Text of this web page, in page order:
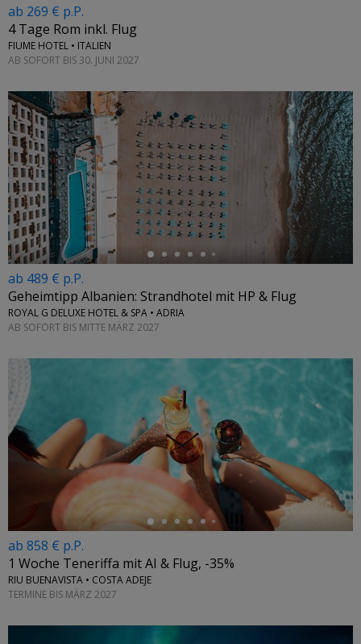
ab 269 € p.P.
4 Tage Rom inkl. Flug
FIUME HOTEL • ITALIEN
AB SOFORT BIS 30. JUNI 2027
←
ab 489 € p.P.
Geheimtipp Albanien: Strandhotel mit HP & Flug
ROYAL G DELUXE HOTEL & SPA • ADRIA
AB SOFORT BIS MITTE MÄRZ 2027
←
ab 858 € p.P.
1 Woche Teneriffa mit AI & Flug, -35%
RIU BUENAVISTA • COSTA ADEJE
TERMINE BIS MÄRZ 2027